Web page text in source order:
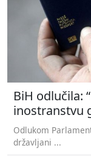
BiH odlučila:
inostranstvu
Odlukom
državljani ...